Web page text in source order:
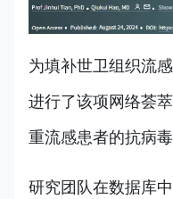
为填补世卫组织流
进行了该项网络荟
重流感患者的抗病毒
研究团队在数据库